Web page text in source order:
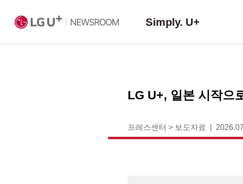
Simply. U+
LG U+, 일본 시작으
프레스센터 > 보도자료